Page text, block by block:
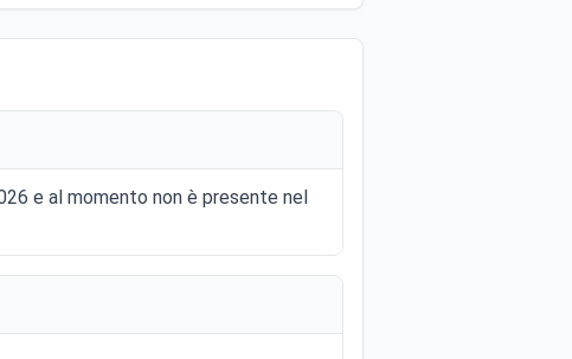
e al momento non è presente nel